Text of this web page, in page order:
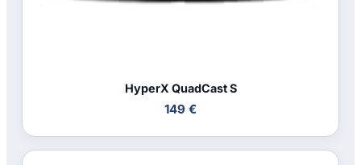
HyperX QuadCast S
149 €